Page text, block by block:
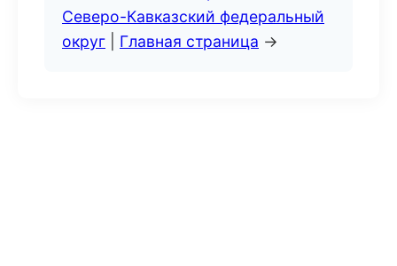
Северо-Кавказский федеральный
округ
Главная страница →